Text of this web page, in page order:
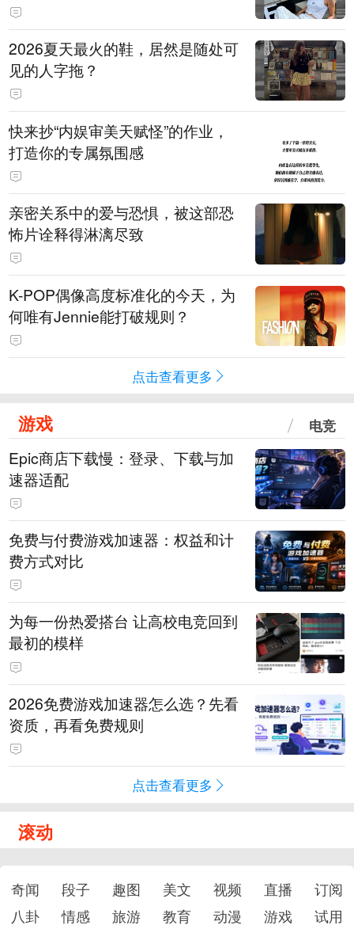
2026夏天最火的鞋，居然是随处可
见的人字拖？
快来抄“内娱审美天赋怪”的作业，
打造你的专属氛围感
亲密关系中的爱与恐惧，被这部恐
怖片诠释得淋漓尽致
K-POP偶像高度标准化的今天，为
何唯有Jennie能打破规则？
点击查看更多
游戏 电竞
Epic商店下载慢：登录、下载与加
速器适配
免费与付费游戏加速器：权益和计
费方式对比
为每一份热爱搭台 让高校电竞回到
最初的模样
2026免费游戏加速器怎么选？先看
资质，再看免费规则
点击查看更多
滚动
奇闻 段子 趣图 美文 视频 直播
订阅
八卦
情感 旅游 教育 动漫 游戏 试用